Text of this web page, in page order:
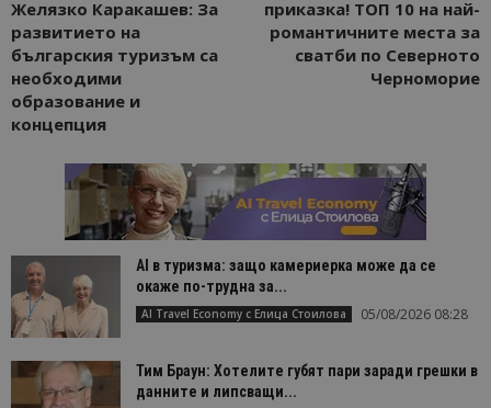
Желязко Каракашев: За
развитието на
българския туризъм са
необходими
образование и
концепция
приказка! ТОП 10 на най-
романтичните места за
сватби по Северното
Черноморие
AI в туризма: защо камериерка може да се
окаже по-трудна за...
AI Travel Economy с Елица Стоилова 05/08/2026 08:28
Тим Браун: Хотелите губят пари заради грешки в
данните и липсващи...